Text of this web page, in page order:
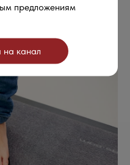
предложениям
на канал